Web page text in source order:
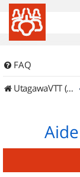
FAQ
UtagawaVTT (Randos VTT et VTTAE avec traces GPS)